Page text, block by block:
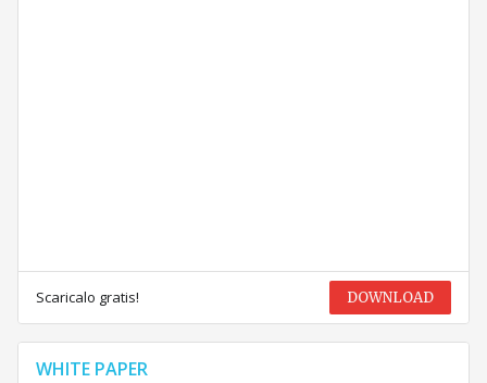
Scaricalo gratis! DOWNLOAD
WHITE PAPER